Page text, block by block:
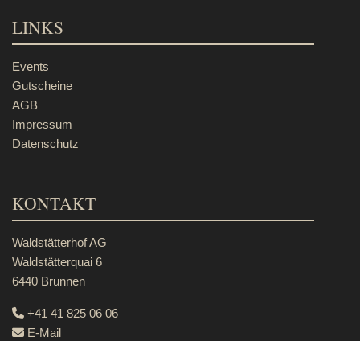
LINKS
Events
Gutscheine
AGB
Impressum
Datenschutz
KONTAKT
Waldstätterhof AG
Waldstätterquai 6
6440 Brunnen
+41 41 825 06 06
E-Mail